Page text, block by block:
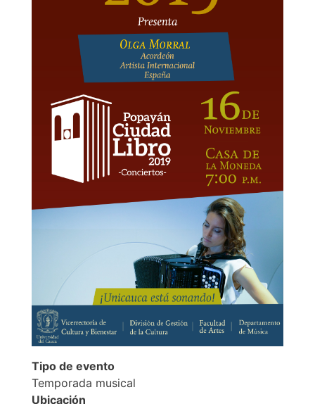
Tipo de evento
Temporada musical
Ubicación